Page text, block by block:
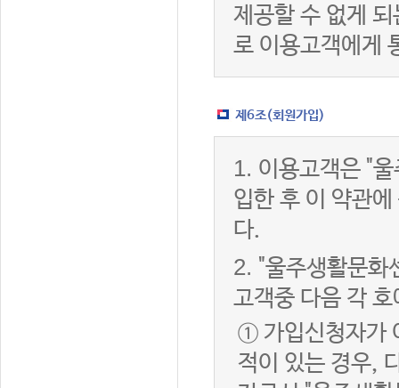
제공할 수 없게
로 이용고객에게
제6조(회원가입)
1. 이용고객은 "
입한 후 이 약관
다.
2. "울주생활문화
고객중 다음 각
① 가입신청자가
적이 있는 경우,